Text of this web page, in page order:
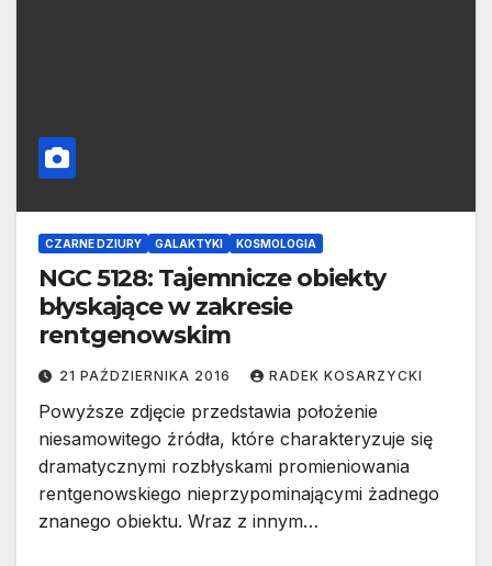
CZARNE DZIURY GALAKTYKI KOSMOLOGIA
NGC 5128: Tajemnicze obiekty
błyskające w zakresie
rentgenowskim
21 PAŹDZIERNIKA 2016 RADEK KOSARZYCKI
Powyższe zdjęcie przedstawia położenie
niesamowitego źródła, które charakteryzuje się
dramatycznymi rozbłyskami promieniowania
rentgenowskiego nieprzypominającymi żadnego
znanego obiektu. Wraz z innym…